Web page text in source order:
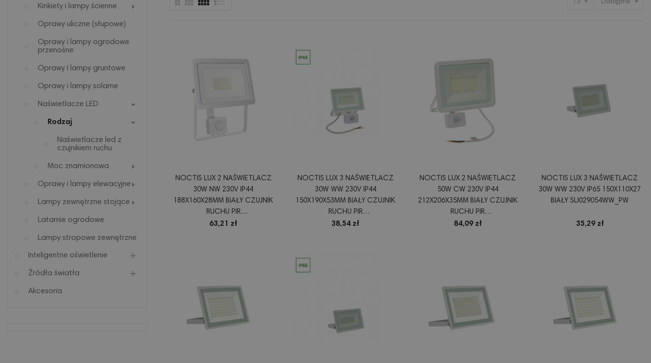
Kinkiety i lampy ścienne
Oprawy uliczne (słupowe)
Oprawy i lampy ogrodowe
przenośne
Oprawy I lampy gruntowe
Oprawy i lampy solarne
Naświetlacze LED
Rodzaj
Naświetlacze led z
czujnikiem ruchu
Moc znamionowa
Oprawy i lampy elewacyjne
Lampy zewnętrzne stojące
Latarnie ogrodowe
Lampy stropowe zewnętrzne
Inteligentne oświetlenie
Źródła światła
Akcesoria
13 Dostępne
NOCTIS LUX 2 NAŚWIETLACZ
30W NW 230V IP44
188X160X28MM BIAŁY CZUJNIK
RUCHU PIR
SLI029043NW_CZUJNIK
63,21 zł
NOCTIS LUX 3 NAŚWIETLACZ
30W WW 230V IP44
150X190X53MM BIAŁY CZUJNIK
RUCHU PIR
SLI029054WW_CZUJNIK_PW
38,54 zł
NOCTIS LUX 2 NAŚWIETLACZ
50W CW 230V IP44
212X206X35MM BIAŁY CZUJNIK
RUCHU PIR
SLI029044CW_CZUJNIK
84,09 zł
NOCTIS LUX 3 NAŚWIETLACZ
30W WW 230V IP65 150X110X27
BIAŁY SLI029054WW_PW
35,29 zł